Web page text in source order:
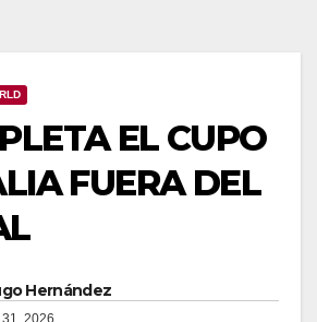
EL CUPO
FUERA DEL
Hernández